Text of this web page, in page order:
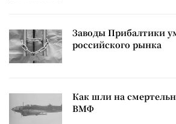
Заводы Прибалтики
российского рынка
Как шли на
ВМФ